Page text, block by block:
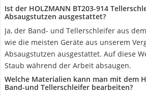
Ist der HOLZMANN BT203-914
Absaugstutzen ausgestattet?
Ja, der Band- und Tellerschleifer aus
wie die meisten Geräte aus unserem
Absaugstutzen ausgestattet. Auf diese
Staub während der Arbeit absaugen.
Welche Materialien kann man mit dem
Band-und Tellerschleifer bearbeiten?